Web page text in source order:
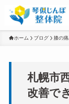
ホーム ブログ 膝の
札幌市
改善で